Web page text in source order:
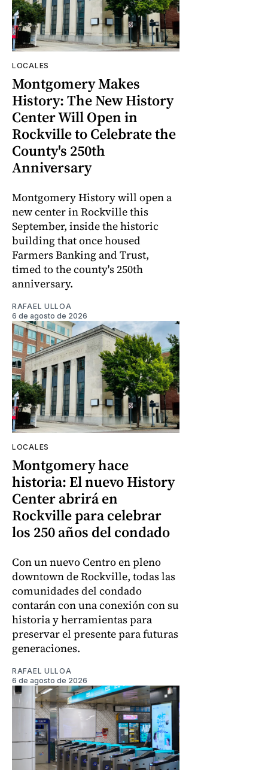
LOCALES
Montgomery Makes
History: The New History
Center Will Open in
Rockville to Celebrate the
County's 250th
Anniversary
Montgomery History will open a
new center in Rockville this
September, inside the historic
building that once housed
Farmers Banking and Trust,
timed to the county's 250th
anniversary.
RAFAEL ULLOA
6 de agosto de 2026
LOCALES
Montgomery hace
historia: El nuevo History
Center abrirá en
Rockville para celebrar
los 250 años del condado
Con un nuevo Centro en pleno
downtown de Rockville, todas las
comunidades del condado
contarán con una conexión con su
historia y herramientas para
preservar el presente para futuras
generaciones.
RAFAEL ULLOA
6 de agosto de 2026